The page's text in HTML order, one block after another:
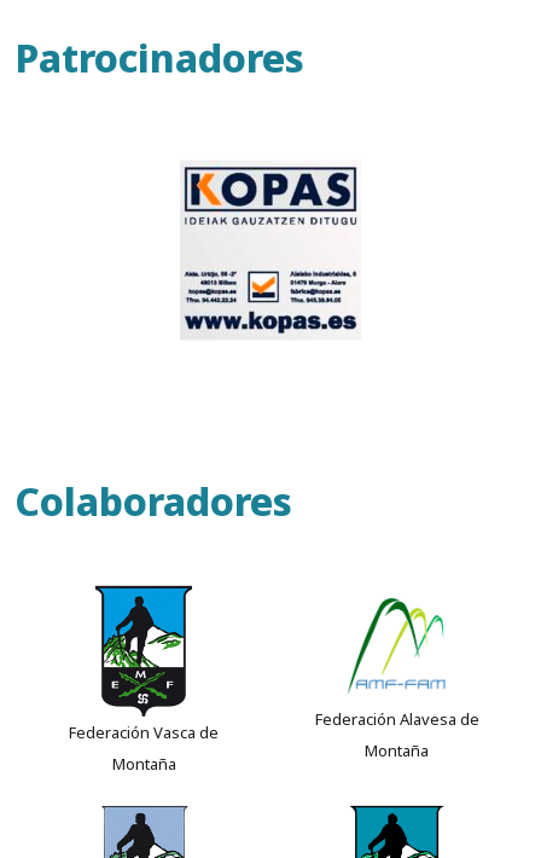
Patrocinadores
Colaboradores
Federación Vasca de
Montaña
Federación Alavesa de
Montaña